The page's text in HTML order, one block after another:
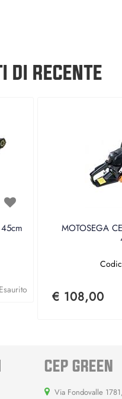
DI RECENTE
MOTOSEGA
€ 108,00
CEP GREEN
Via Fondovalle